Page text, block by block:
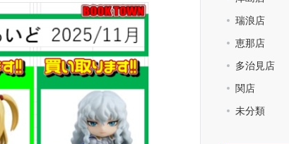
瑞浪店
恵那店
多治見店
関店
未分類